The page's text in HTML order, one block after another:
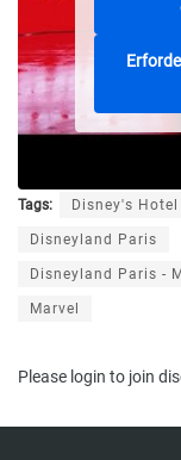
Tags: Disney's
Disneyland Paris
Disneyland Paris -
Marvel
Please login to join